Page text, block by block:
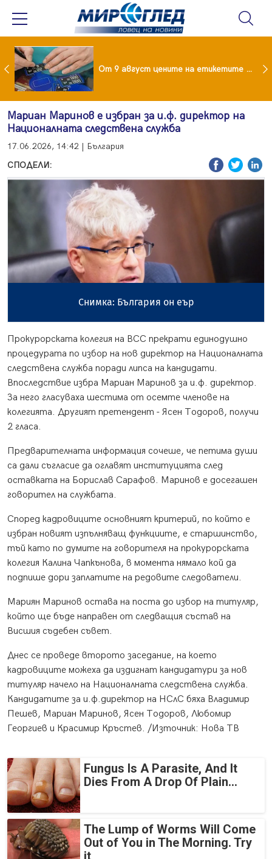
Проект за изграждане на 13-етажна "мегаджамия" разгневи жителите на Лондон От 9 август цените на етикетите само в евро
Мариан Маринов е избран за и.ф. директор на
Националната следствена служба
17.06.2026, 14:42 | България
СПОДЕЛИ:
Снимка: България он еър
Прокурорската колегия на ВСС прекрати единодушно
процедурата по избор на нов директор на Националната
следствена служба поради липса на кандидати.
Впоследствие избра Мариан Маринов за и.ф. директор.
За него гласуваха шестима от осемте членове на
колегията. Другият претендент - Ясен Тодоров, получи
2 гласа.
Предварителната информация сочеше, че петима души
са дали съгласие да оглавят институцията след
оставката на Борислав Сарафов. Маринов е досегашен
говорител на службата.
Според кадровиците основният критерий, по който е
избран новият изпълняващ функциите, е старшинство,
тъй като по думите на говорителя на прокурорската
колегия Калина Чапкънова, в момента нямало кой да
подпише дори заплатите на редовите следователи.
Мариян Маринов остава на поста до избор на титуляр,
който ще бъде направен от следващия състав на
Висшия съдебен съвет.
Днес се проведе второто заседание, на което
кадровиците можеха да издигнат кандидатури за нов
титуляр начело на Националната следствена служба.
Кандидатите за и.ф.директор на НСлС бяха Владимир
Пешев, Мариан Маринов, Ясен Тодоров, Любомир
Георгиев и Красимир Кръстев. /Източник: Нова ТВ
Fungus Is A Parasite, And It
Dies From A Drop Of Plain...
The Lump of Worms Will Come
Out of You in The Morning. Try
it